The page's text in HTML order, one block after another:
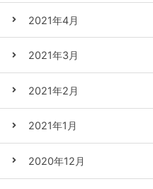
2021年4月
2021年3月
2021年2月
2021年1月
2020年12月